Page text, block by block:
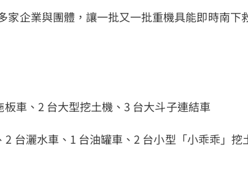
家企業與團體，讓一批又一批重機具能即時南下
板車、2 台大型挖土機、3 台大斗子連結車
2 台灑水車、1 台油罐車、2 台小型「小乖乖」挖